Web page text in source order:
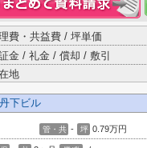
費・共益費 / 坪単価
金 / 礼金 / 償却 / 敷引
地
丹下ビル
管・共 - 坪 0.79万円